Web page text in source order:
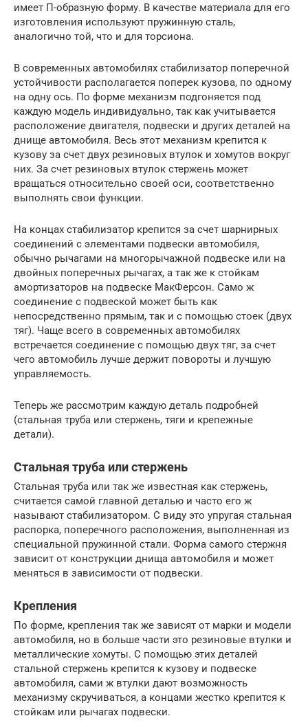
имеет П-образную форму. В качестве материала для его
изготовления используют пружинную сталь,
аналогично той, что и для торсиона.
В современных автомобилях стабилизатор поперечной
устойчивости располагается поперек кузова, по одному
на одну ось. По форме механизм подгоняется под
каждую модель индивидуально, так как учитывается
расположение двигателя, подвески и других деталей на
днище автомобиля. Весь этот механизм крепится к
кузову за счет двух резиновых втулок и хомутов вокруг
них. За счет резиновых втулок стержень может
вращаться относительно своей оси, соответственно
выполнять свои функции.
На концах стабилизатор крепится за счет шарнирных
соединений с элементами подвески автомобиля,
обычно рычагами на многорычажной подвеске или на
двойных поперечных рычагах, а так же к стойкам
амортизаторов на подвеске МакФерсон. Само ж
соединение с подвеской может быть как
непосредственно прямым, так и с помощью стоек (двух
тяг). Чаще всего в современных автомобилях
встречается соединение с помощью двух тяг, за счет
чего автомобиль лучше держит повороты и лучшую
управляемость.
Теперь же рассмотрим каждую деталь подробней
(стальная труба или стержень, тяги и крепежные
детали).
Стальная труба или стержень
Стальная труба или так же известная как стержень,
считается самой главной деталью и часто его ж
называют стабилизатором. С виду это упругая стальная
распорка, поперечного расположения, выполненная из
специальной пружинной стали. Форма самого стержня
зависит от конструкции днища автомобиля и может
меняться в зависимости от подвески.
Крепления
По форме, крепления так же зависят от марки и модели
автомобиля, но в больше части это резиновые втулки и
металлические хомуты. С помощью этих деталей
стальной стержень крепится к кузову и подвеске
автомобиля, сами ж втулки дают возможность
механизму скручиваться, а концами жестко крепится к
стойкам или рычагах подвески.